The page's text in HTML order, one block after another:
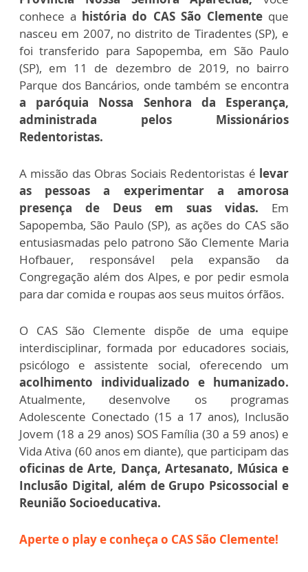
conhece a história do CAS São Clementeque
nasceu em 2007, no distrito de Tiradentes (SP), e
foi transferido para Sapopemba, em São Paulo
(SP), em 11 de dezembro de 2019, no bairro
Parque dos Bancários, onde também se encontra
a paróquia Nossa Senhora da Esperança,
administrada pelos Missionários
Redentoristas.
A missão das Obras Sociais Redentoristas é levar
as pessoas a experimentar a amorosa
presença de Deus em suas vidas. Em
Sapopemba, São Paulo (SP), as ações do CAS são
entusiasmadas pelo patrono São Clemente Maria
Hofbauer, responsável pela expansão da
Congregação além dos Alpes, e por pedir esmola
para dar comida e roupas aos seus muitos órfãos.
O CAS São Clemente dispõe de uma equipe
interdisciplinar, formada por educadores sociais,
psicólogo e assistente social, oferecendo um
acolhimento individualizado e humanizado.
Atualmente, desenvolve os programas
Adolescente Conectado (15 a 17 anos), Inclusão
Jovem (18 a 29 anos) SOS Família (30 a 59 anos) e
Vida Ativa (60 anos em diante), que participam das
oficinas de Arte, Dança, Artesanato, Música e
Inclusão Digital, além de Grupo Psicossocial e
Reunião Socioeducativa.
Aperte o play e conheça o CAS São Clemente!